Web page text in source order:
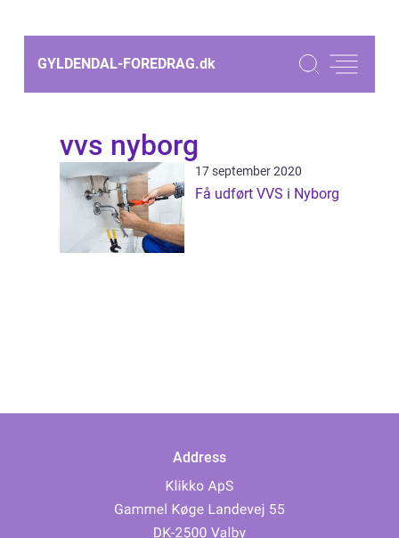
GYLDENDAL-FOREDRAG.dk
vvs nyborg
17 september 2020
Få udført VVS i Nyborg
Address